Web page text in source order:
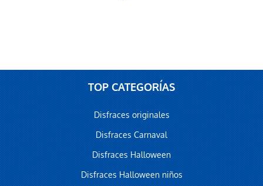
TOP CATEGORÍAS
Disfraces originales
Disfraces Carnaval
Disfraces Halloween
Disfraces Halloween niños